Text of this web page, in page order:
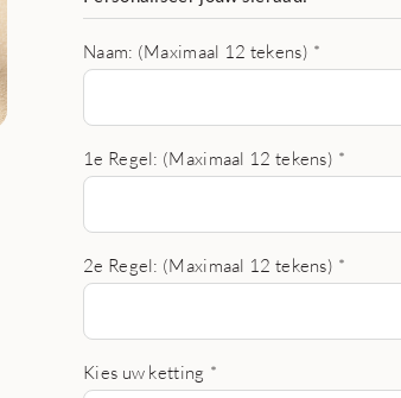
Naam: (Maximaal 12 tekens) *
1e Regel: (Maximaal 12 tekens) *
2e Regel: (Maximaal 12 tekens) *
Kies uw ketting *